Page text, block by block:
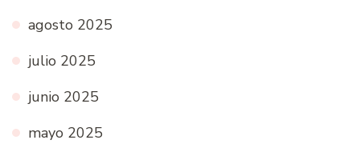
agosto 2025
julio 2025
junio 2025
mayo 2025